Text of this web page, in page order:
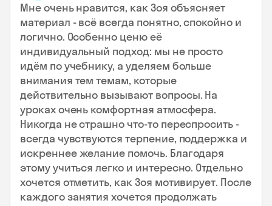
Мне очень нравится, как Зоя объясняет
материал - всё всегда понятно, спокойно и
логично. Особенно ценю её
индивидуальный подход: мы не просто
идём по учебнику, а уделяем больше
внимания тем темам, которые
действительно вызывают вопросы. На
уроках очень комфортная атмосфера.
Никогда не страшно что-то переспросить -
всегда чувствуются терпение, поддержка и
искреннее желание помочь. Благодаря
этому учиться легко и интересно. Отдельно
хочется отметить, как Зоя мотивирует. После
каждого занятия хочется продолжать